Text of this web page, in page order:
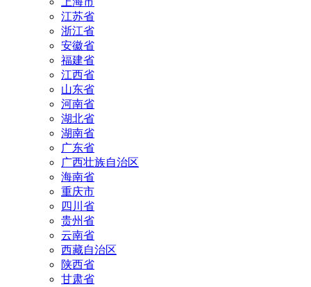
江苏省
浙江省
安徽省
福建省
江西省
山东省
河南省
湖北省
湖南省
广东省
广西壮族自治区
海南省
重庆市
四川省
贵州省
云南省
西藏自治区
陕西省
甘肃省